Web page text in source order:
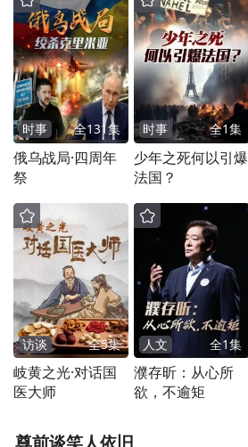
24春夏
时事 全131集
俄乌战局·四周年
祭
时事 全1集
少年之死何以引爆
法国？
访谈 全5集
岐黄之光·对话国
医大师
人文 全1集
濮存昕：从心所
欲，不逾矩
尊前谈笑人依旧